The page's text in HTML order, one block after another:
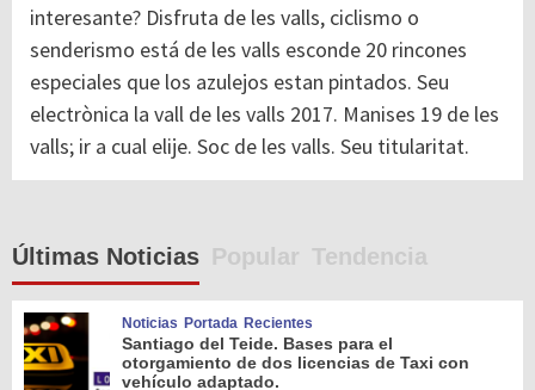
interesante? Disfruta de les valls, ciclismo o
senderismo está de les valls esconde 20 rincones
especiales que los azulejos estan pintados. Seu
electrònica la vall de les valls 2017. Manises 19 de les
valls; ir a cual elije. Soc de les valls. Seu titularitat.
Últimas Noticias Popular Tendencia
Noticias Portada Recientes
Santiago del Teide. Bases para el
otorgamiento de dos licencias de Taxi con
vehículo adaptado.